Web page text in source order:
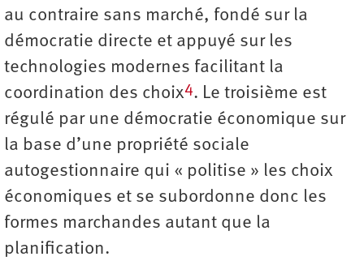
au contraire sans marché, fondé sur la
démocratie directe et appuyé sur les
technologies modernes facilitant la
coordination des choix4. Le troisième est
régulé par une démocratie économique sur
la base d’une propriété sociale
autogestionnaire qui « politise » les choix
économiques et se subordonne donc les
formes marchandes autant que la
planification.